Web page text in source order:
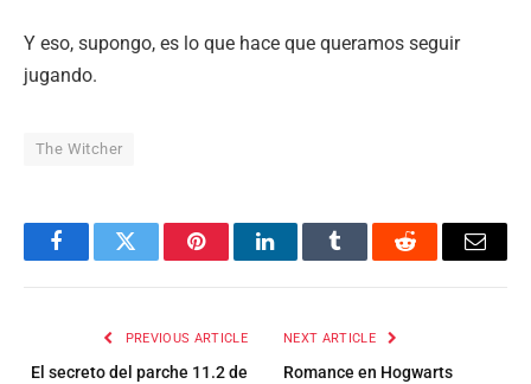
Y eso, supongo, es lo que hace que queramos seguir
jugando.
The Witcher
FacebookTwitter PinterestLinkedInTumblr Reddit Email
PREVIOUS ARTICLE
El secreto del parche 11.2 de
NEXT ARTICLE
Romance en Hogwarts